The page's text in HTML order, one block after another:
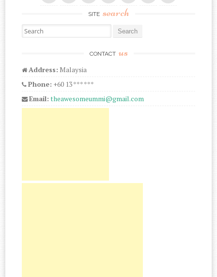
SITE search
Search for:
CONTACT us
Address: Malaysia
Phone: +60 13 *** ***
Email: theawesomeummi@gmail.com